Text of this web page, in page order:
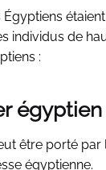
Égyptiens
individus de
:
être porté par
égyptienne.